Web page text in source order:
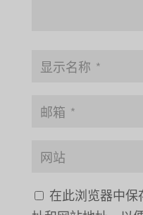
在此浏览器中